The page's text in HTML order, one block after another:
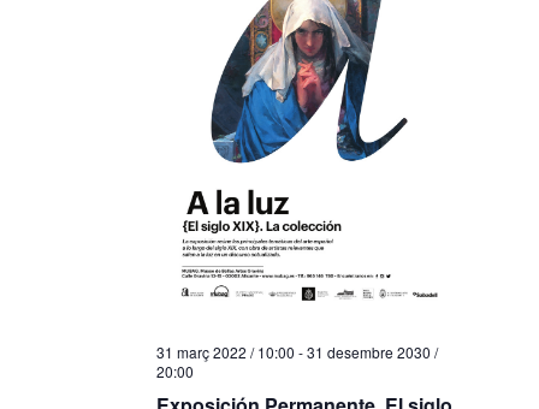
31 març 2022 / 10:00 -31 desembre 2030 /
20:00